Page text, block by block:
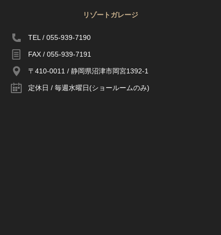
リゾートガレージ
TEL / 055-939-7190
FAX / 055-939-7191
〒410-0011 / 静岡県沼津市岡宮1392-1
定休日 / 毎週水曜日(ショールームのみ)